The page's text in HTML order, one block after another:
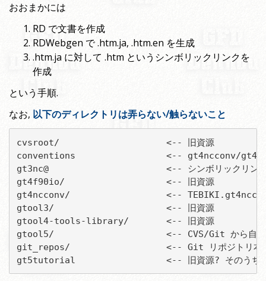
おおまかには
RD で文書を作成
RDWebgen で .htm.ja, .htm.en を生成
.htm.ja に対して .htm というシンボリックリンクを
作成
という手順.
なお, 以下のディレクトリは弄らない/触らないこと
cvsroot/                    <-- 旧資源
conventions                 <-- gt4ncconv/
gt3nc@                      <-- シンボリックリン
gt4f90io/                   <-- 旧資源
gt4ncconv/                  <--
gtool3/                     <-- 旧資源
gtool4-tools-library/       <-- 旧資源
gtool5/                     <-- CVS/Git から自動生成
git_repos/                  <-- Git リポジトリ本
gt5tutorial                 <-- 旧資源? そのうち取